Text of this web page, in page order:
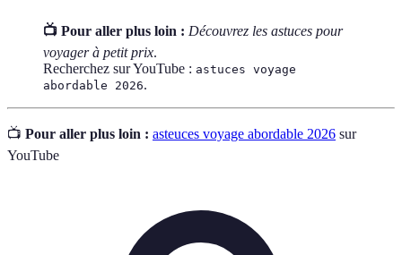
📺 Pour aller plus loin : Découvrez les astuces pour
voyager à petit prix.
Recherchez sur YouTube : astuces voyage
abordable 2026.
📺 Pour aller plus loin : asteuces voyage abordable 2026 sur
YouTube